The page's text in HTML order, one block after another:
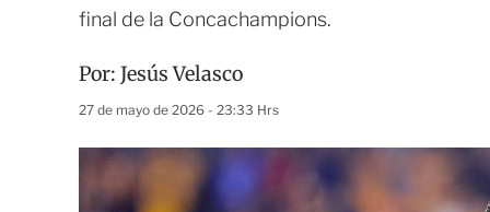
final de la Concachampions.
Por: Jesús Velasco
27 de mayo de 2026 - 23:33 Hrs